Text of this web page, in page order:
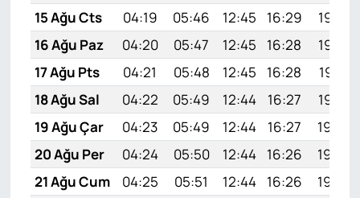
15 Ağu Cts
04:19 05:46 12:45 16:29
19:34
16 Ağu Paz
04:20 05:47 12:45 16:28
19:33
17 Ağu Pts
04:21 05:48 12:45 16:28
19:31
18 Ağu Sal
04:22 05:49 12:44 16:27
19:30
19 Ağu Çar
04:23 05:49 12:44 16:27
19:29
20 Ağu Per
04:24 05:50 12:44 16:26
19:28
21 Ağu Cum
04:25 05:51 12:44 16:26
19:26